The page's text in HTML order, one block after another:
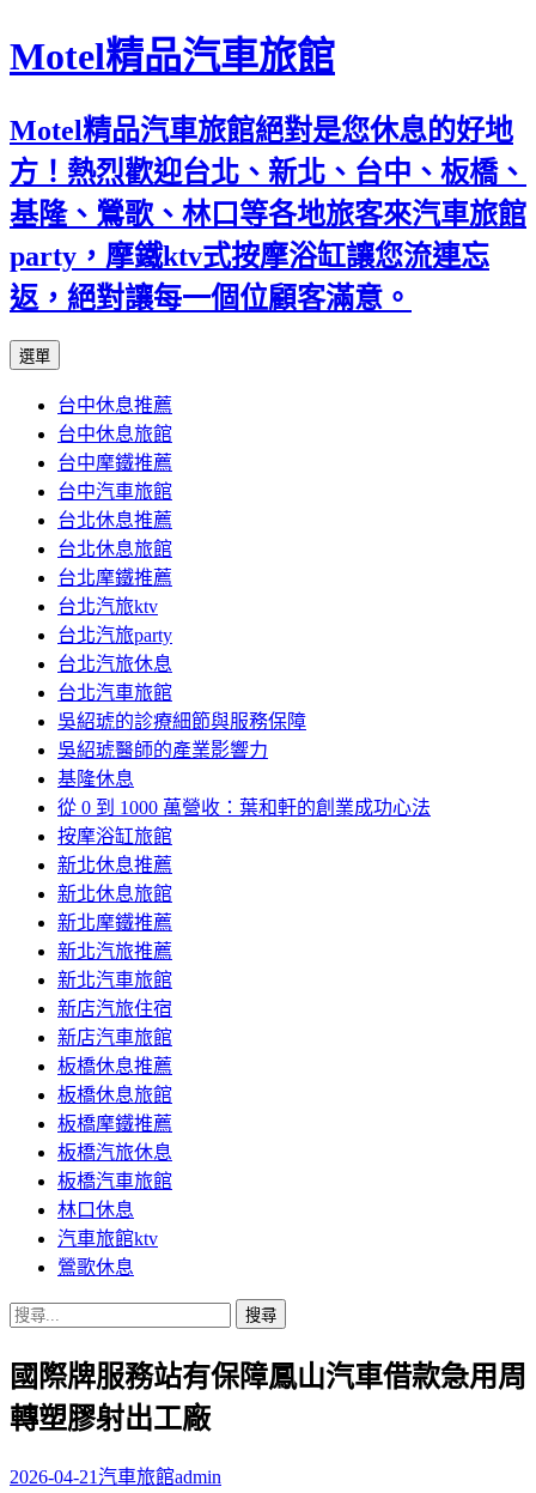
Motel精品汽車旅館
Motel精品汽車旅館絕對是您休息的好地
方！熱烈歡迎台北、新北、台中、板橋、
基隆、鶯歌、林口等各地旅客來汽車旅館
party，摩鐵ktv式按摩浴缸讓您流連忘
返，絕對讓每一個位顧客滿意。
選單
內
容
台中休息推薦
台中休息旅館
台中摩鐵推薦
台中汽車旅館
台北休息推薦
台北休息旅館
台北摩鐵推薦
台北汽旅ktv
台北汽旅party
台北汽旅休息
台北汽車旅館
吳紹琥的診療細節與服務保障
吳紹琥醫師的產業影響力
基隆休息
從 0 到 1000 萬營收：葉和軒的創業成功心法
按摩浴缸旅館
新北休息推薦
新北休息旅館
新北摩鐵推薦
新北汽旅推薦
新北汽車旅館
新店汽旅住宿
新店汽車旅館
板橋休息推薦
板橋休息旅館
板橋摩鐵推薦
板橋汽旅休息
板橋汽車旅館
林口休息
汽車旅館ktv
鶯歌休息
搜
關
鍵
字:
國際牌服務站有保障鳳山汽車借款急用周
轉塑膠射出工廠
2026-04-21汽車旅館admin